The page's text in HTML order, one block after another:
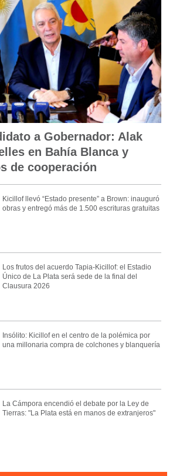
a Gobernador: Alak
en Bahía Blanca y
de cooperación
Kicillof llevó “Estado presente” a Brown: inauguró
obras y entregó más de 1.500 escrituras gratuitas
Los frutos del acuerdo Tapia-Kicillof: el Estadio
Único de La Plata será sede de la final del
Clausura 2026
Insólito: Kicillof en el centro de la polémica por
una millonaria compra de colchones y blanquería
La Cámpora encendió el debate por la Ley de
Tierras: "La Plata está en manos de extranjeros"